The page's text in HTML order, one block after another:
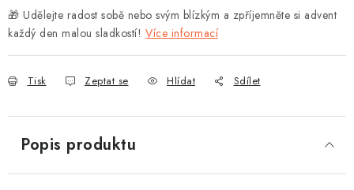
🎁 Udělejte radost sobě nebo svým blízkým a zpříjemněte si advent
každý den malou sladkostí! Více informací
Tisk Zeptat se Hlídat Sdílet
Popis produktu